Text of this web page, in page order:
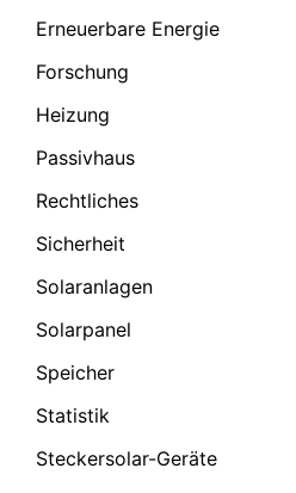
Erneuerbare Energie
Forschung
Heizung
Passivhaus
Rechtliches
Sicherheit
Solaranlagen
Solarpanel
Speicher
Statistik
Steckersolar-Geräte